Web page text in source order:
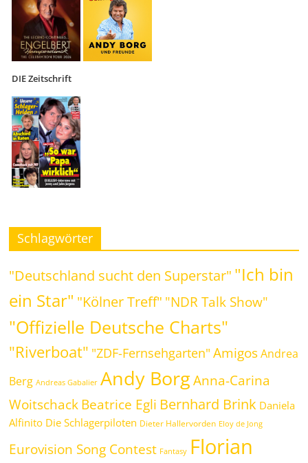
DIE Zeitschrift
Schlagwörter
"Deutschland sucht den Superstar" "Ich bin
ein Star" "Kölner Treff" "NDR Talk Show"
"Offizielle Deutsche Charts"
"Riverboat" "ZDF-Fernsehgarten" Amigos Andrea
Berg Andreas Gabalier Andy Borg Anna-Carina
WoitschackBeatrice Egli Bernhard Brink Daniela
Alfinito Die Schlagerpiloten Dieter Hallervorden Eloy de Jong
Eurovision Song Contest Fantasy Florian